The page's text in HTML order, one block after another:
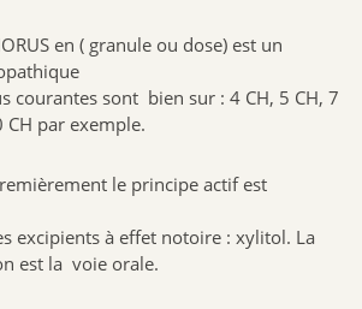
en ( granule ou dose) est un
courantes sont bien sur : 4 CH, 5 CH, 7
CH par exemple.
le principe actif est
excipients à effet notoire : xylitol. La
est la voie orale.